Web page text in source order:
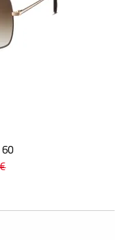
60
€